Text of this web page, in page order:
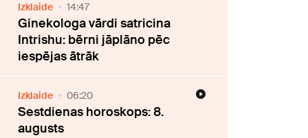
Izklaide 14:47
Ginekologa vārdi satricina
Intrishu: bērni jāplāno pēc
iespējas ātrāk
Izklaide 06:20
Sestdienas horoskops: 8.
augusts